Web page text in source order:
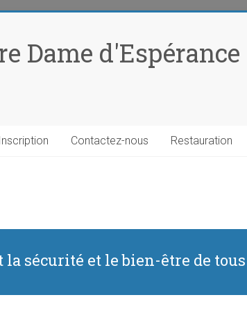
Dame d'Espérance
Inscription Contactez-nous Restauration
sécurité et le bien-être de